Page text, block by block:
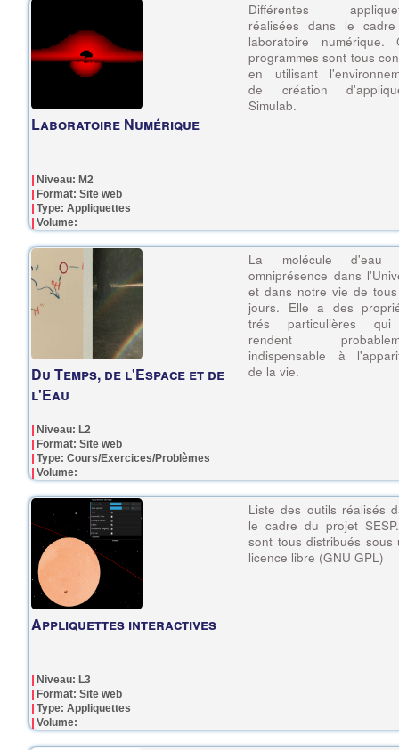
Laboratoire Numérique
Niveau: M2
Format: Site web
Type: Appliquettes
Volume:
Différentes
réalisées dans le
laboratoire numérique.
programmes sont tous
en utilisant
de création
Simulab.
Du Temps, de l'Espace et de
l'Eau
Niveau: L2
Format: Site web
Type: Cours/Exercices/Problèmes
Volume:
La molécule d'eau
omniprésence dans
et dans notre vie de
jours. Elle a des
trés particulières
rendent
indispensable à
de la vie.
Appliquettes interactives
Niveau: L3
Format: Site web
Type: Appliquettes
Volume:
Liste des outils réalisés
le cadre du projet
sont tous distribués sous
licence libre (GNU GPL)